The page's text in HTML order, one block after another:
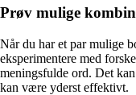
Prøv mulige
Når du har et par mulige
eksperimentere med
meningsfulde ord. Det
kan være yderst effektivt.